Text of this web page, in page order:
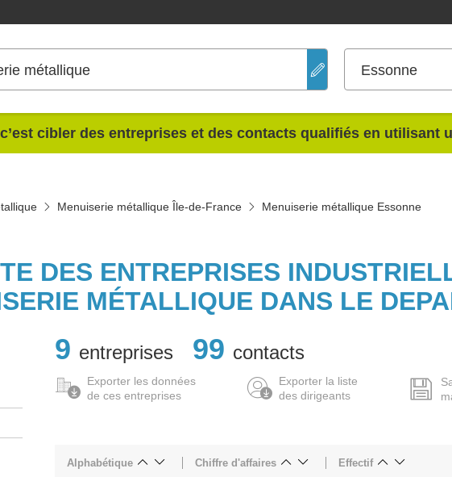
métallique Essonne
c’est cibler des entreprises et des contacts qualifiés en utilisant
Menuiserie métallique Île-de-France Menuiserie métallique Essonne
DES ENTREPRISES
MÉTALLIQUE DANS LE
9 entreprises 99 contacts
Exporter les données
de ces entreprises
Exporter la liste
des dirigeants
Alphabétique Chiffre d'affaires Effectif